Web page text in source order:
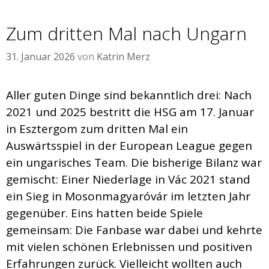
Zum dritten Mal nach Ungarn
31. Januar 2026 von Katrin Merz
Aller guten Dinge sind bekanntlich drei: Nach
2021 und 2025 bestritt die HSG am 17. Januar
in Esztergom zum dritten Mal ein
Auswärtsspiel in der European League gegen
ein ungarisches Team. Die bisherige Bilanz war
gemischt: Einer Niederlage in Vác 2021 stand
ein Sieg in Mosonmagyaróvár im letzten Jahr
gegenüber. Eins hatten beide Spiele
gemeinsam: Die Fanbase war dabei und kehrte
mit vielen schönen Erlebnissen und positiven
Erfahrungen zurück. Vielleicht wollten auch